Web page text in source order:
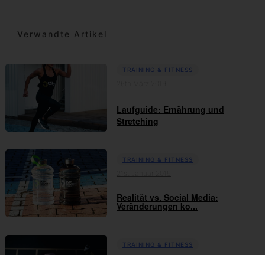
Verwandte Artikel
TRAINING & FITNESS
Laufguide: Ernährung und
Stretching
TRAINING & FITNESS
Realität vs. Social Media:
Veränderungen ko...
TRAINING & FITNESS